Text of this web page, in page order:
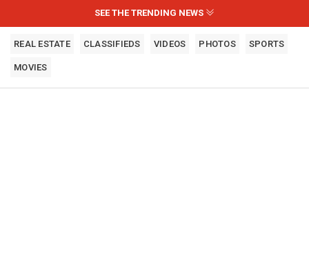
SEE THE TRENDING NEWS
REAL ESTATE CLASSIFIEDS VIDEOS PHOTOS SPORTS
MOVIES